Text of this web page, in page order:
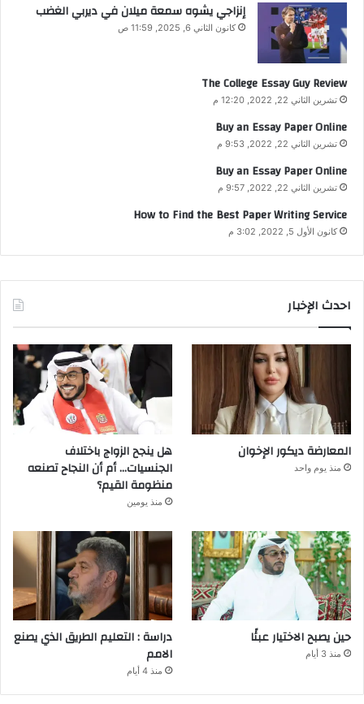
إنزاجي يشوه سمعة ميلان في ديربي الغضب
كانون الثاني 6, 2025, 11:59 ص
The College Essay Guy Review
تشرين الثاني 22, 2022, 12:20 م
Buy an Essay Paper Online
تشرين الثاني 22, 2022, 9:53 م
Buy an Essay Paper Online
تشرين الثاني 22, 2022, 9:57 م
How to Find the Best Paper Writing Service
كانون الأول 5, 2022, 3:02 م
احدث الإخبار
المعارضة ديكور الإخوان
منذ يوم واحد
هل ينجح الزواج باختلاف
الجنسيات… أم أن النجاح تصنعه
منظومة القيم؟
منذ يومين
حين يصبح الاختيار عبئًا
منذ 3 أيام
دراسة : التعليم الطريق الذي يصنع
الامم
منذ 4 أيام